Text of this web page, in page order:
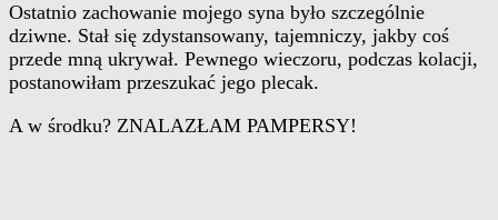
Ostatnio zachowanie mojego syna było szczególnie
dziwne. Stał się zdystansowany, tajemniczy, jakby coś
przede mną ukrywał. Pewnego wieczoru, podczas kolacji,
postanowiłam przeszukać jego plecak.
A w środku? ZNALAZŁAM PAMPERSY!